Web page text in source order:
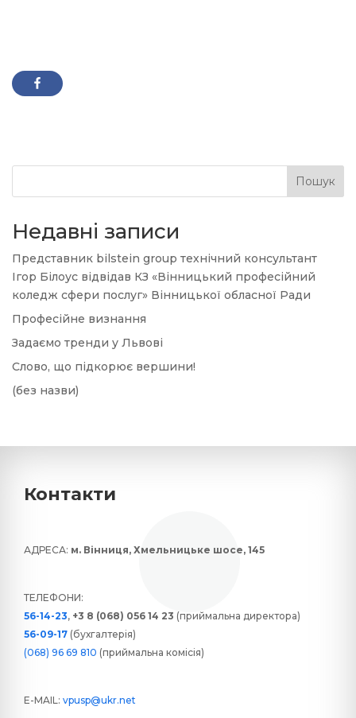
Пошук
Недавні записи
Представник bilstein group технічний консультант
Ігор Білоус відвідав КЗ «Вінницький професійний
коледж сфери послуг» Вінницької обласної Ради
Професійне визнання
Задаємо тренди у Львові
Слово, що підкорює вершини!
(без назви)
Контакти
АДРЕСА: м. Вінниця, Хмельницьке шосе, 145
ТЕЛЕФОНИ:
56-14-23, +3 8 (068) 056 14 23 (приймальна директора)
56-09-17 (бухгалтерія)
(068) 96 69 810 (приймальна комісія)
E-MAIL: vpusp@ukr.net